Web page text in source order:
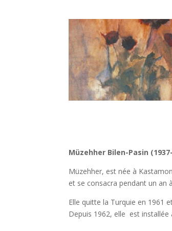
Müzehher Bilen-Pasin
Müzehher, est née à
et se consacra pendant un an
Elle quitte la Turquie en 1961
Depuis 1962, elle est installée